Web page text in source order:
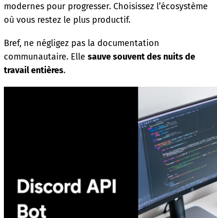
modernes pour progresser. Choisissez l’écosystème
où vous restez le plus productif.
Bref, ne négligez pas la documentation
communautaire. Elle sauve souvent des nuits de
travail entières.